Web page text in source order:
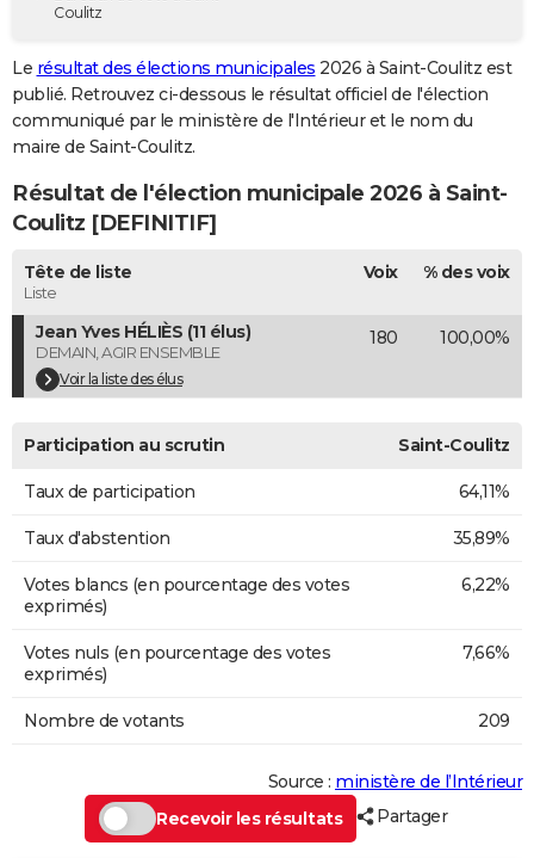
Destinations
City break
Voyage nature
Voyage de noces
Forum
GUIDES D'ACHAT
BONS PLANS
Carte de Noël
Carte Bonne année
Carte Saint-Valentin
Carte Pâques
Carte d'anniversaire
DICTIONNAIRE
Dictionnaire
Biographies
Citations
Expressions
Proverbes
PROGRAMME TV
COPAINS D'AVANT
S'inscrire
Se connecter
Lycées
Collèges
Primaires
Universités
Entreprises
Service militaire
Avis de recherche
AVIS DE DÉCÈS
Bricolage
Television
Coulitz
Le résultat des élections municipales 2026 à Saint-Coulitz est
publié. Retrouvez ci-dessous le résultat officiel de l'élection
communiqué par le ministère de l'Intérieur et le nom du
maire de Saint-Coulitz.
Résultat de l'élection municipale 2026 à Saint-
Coulitz [DEFINITIF]
Tête de liste
Liste
Voix % des voix
Jean Yves HÉLIÈS (11 élus)
DEMAIN, AGIR ENSEMBLE
Voir la liste des élus
180 100,00%
Participation au scrutin Saint-Coulitz
Taux de participation 64,11%
Taux d'abstention 35,89%
Votes blancs (en pourcentage des votes
exprimés)
6,22%
Votes nuls (en pourcentage des votes
exprimés)
7,66%
Nombre de votants 209
Source : ministère de l’Intérieur
Recevoir les résultats
Partager